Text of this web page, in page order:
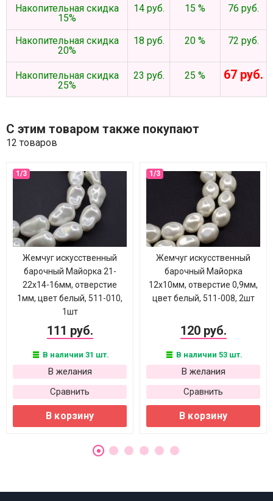
Накопительная скидка
15%
14 руб. 15 % 76 руб.
Накопительная скидка
20%
18 руб. 20 % 72 руб.
Накопительная скидка
25%
23 руб. 25 % 67 руб.
С этим товаром также покупают
12 товаров
Жемчуг искусственный
барочный Майорка 21-
22х14-16мм, отверстие
1мм, цвет белый, 511-010,
1шт
111 руб.
В наличии 31 шт.
В желания
Сравнить
В корзину
Жемчуг искусственный
барочный Майорка
12х10мм, отверстие 0,9мм,
цвет белый, 511-008, 2шт
120 руб.
В наличии 53 шт.
В желания
Сравнить
В корзину